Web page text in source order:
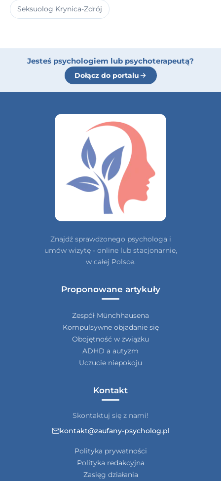
Seksuolog Krynica-Zdrój
Jesteś psychologiem lub psychoterapeutą?
Dołącz do portalu
Znajdź sprawdzonego psychologa i
umów wizytę - online lub stacjonarnie,
w całej Polsce.
Proponowane artykuły
Zespół Münchhausena
Kompulsywne objadanie się
Obojętność w związku
ADHD a autyzm
Uczucie niepokoju
Kontakt
Skontaktuj się z nami!
kontakt@zaufany-psycholog.pl
Polityka prywatności
Polityka redakcyjna
Zasięg działania